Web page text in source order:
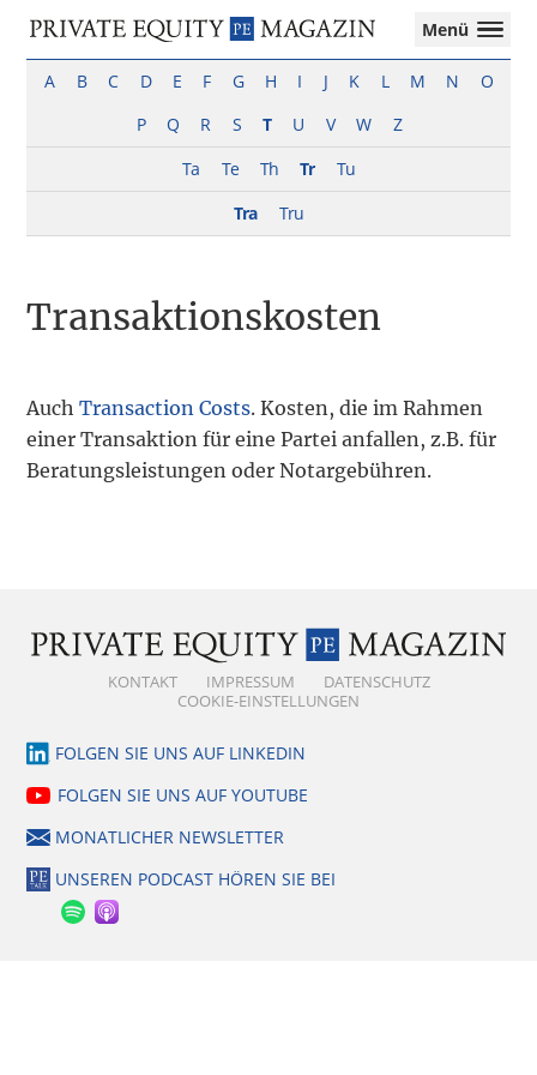
Zur
Zum
Private
Equity
Magazin
Das
Onlinemagazin
Equity-
–
I
Tax
Menü
A B C D E F G H I J K L M N
O
P
Q R S T U V W
Z
Ta
Te Th Tr
Tu
Tra
Tru
Transaktionskosten
AuchTransaction Costs. Kosten, die im Rahmen
einer Transaktion für eine Partei anfallen, z.B. für
Beratungsleistungen oder Notargebühren.
KONTAKT IMPRESSUM
DATENSCHUTZ
COOKIE-EINSTELLUNGEN
FOLGEN SIE UNS AUF LINKEDIN
FOLGEN SIE UNS AUF YOUTUBE
MONATLICHER NEWSLETTER
UNSEREN PODCAST HÖREN SIE BEI